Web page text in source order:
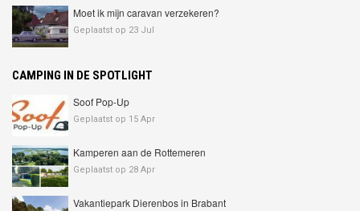
Moet ik mijn caravan verzekeren?
Geplaatst op 23 Jul
CAMPING IN DE SPOTLIGHT
Soof Pop-Up
Geplaatst op 15 Apr
Kamperen aan de Rottemeren
Geplaatst op 28 Apr
Vakantiepark Dierenbos in Brabant